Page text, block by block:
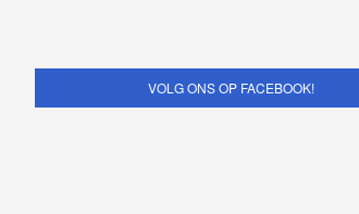
VOLG ONS OP FACEBOOK!